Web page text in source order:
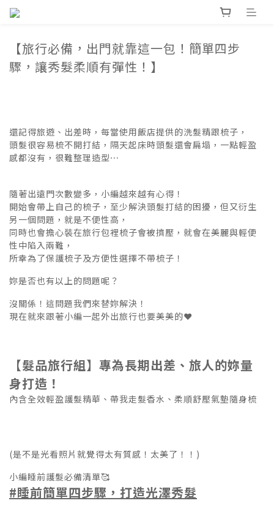
【旅行必備，出門就靠這一包！簡單四步
驟，讓秀髮柔順有彈性！】
還記得旅遊、出差時，每當使用飯店提供的洗髮精跟梳子，
頭髮很容易梳不開打結，隔天起床時頭髮還會扁塌，一點輕盈
感都沒有，很難整理造型⋯
隨著出遠門次數變多，小編越來越有心得！
開始會帶上自己的梳子，至少解決頭髮打結的困擾，但又衍生
另一個問題，就是不便性高，
同時也會擔心裝在旅行包裡梳子會被擠壓，就會在美麗與輕便
性中陷入兩難，
所幸為了保護梳子及方便性選擇不帶梳子！
妳是否也有以上的問題呢？
沒關係！這問題我們來替妳解決！
現在就來跟著小編一起外出旅行也要美美的❤️
【髮品旅行組】專為長期出差、旅人的妳量
身打造！
內含全效輕盈護髮精華、帶我走髮香水、柔順舒壓氣墊隨身梳
(是不是光看照片就覺得太有質感！太美了！！)
小編睡前護髮必備清單🥰
#睡前簡單四步驟，打造光澤秀髮